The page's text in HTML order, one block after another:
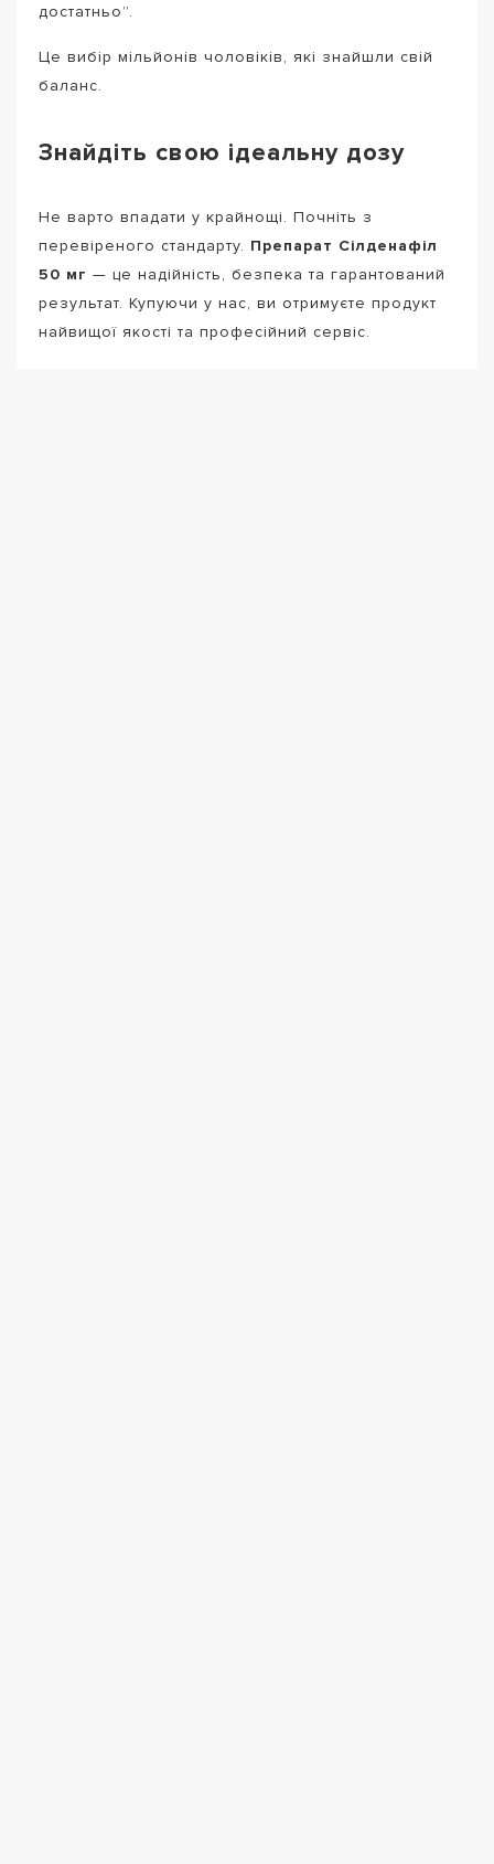
достатньо”.
Це вибір мільйонів чоловіків, які знайшли свій
баланс.
Знайдіть свою ідеальну дозу
Не варто впадати у крайнощі. Почніть з
перевіреного стандарту. Препарат Сілденафіл
50 мг — це надійність, безпека та гарантований
результат. Купуючи у нас, ви отримуєте продукт
найвищої якості та професійний сервіс.